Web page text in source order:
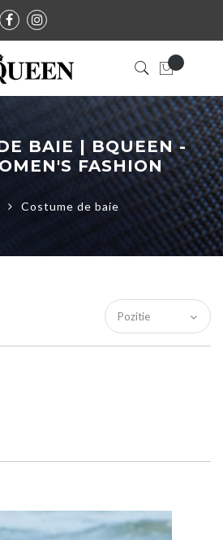
BAIE | BQUEEN -
FASHION
Costume de baie